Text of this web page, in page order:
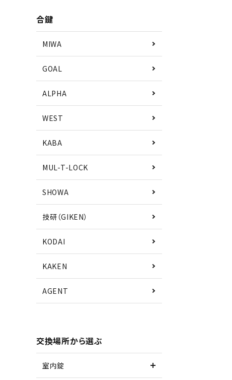
合鍵
MIWA
GOAL
ALPHA
WEST
KABA
MUL-T-LOCK
SHOWA
技研（GIKEN）
KODAI
KAKEN
AGENT
交換場所から選ぶ
室内錠